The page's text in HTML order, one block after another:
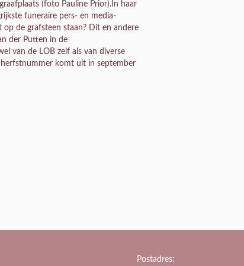
(foto Pauline Prior).In haar
funeraire pers- en media-
de grafsteen staan? Dit en andere
der Putten in de
van de LOB zelf als van diverse
herfstnummer komt uit in september
Postadres: